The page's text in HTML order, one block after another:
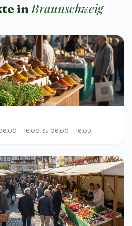
inBraunschweig
06:00 – 16:00, Sa 06:00 – 16:00